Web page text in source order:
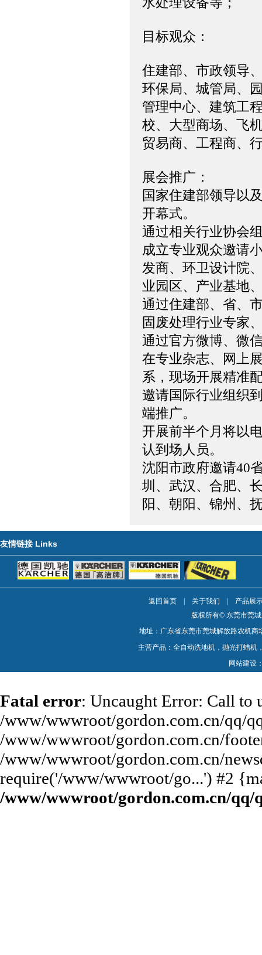
目标观众：
住建部、市政领导
环保局、城管局、
管理中心、建筑工
校、大型商场、飞
贸易商、工程商、
展会推广：
国家住建部领导以
开幕式。
通过相关行业协会
成立专业观众邀请
发商、环卫设计院
业园区、产业基地
通过住建部、省、
固废处理行业专家
通过官方微博、微
在专业杂志、网上
系，现场开展精准
邀请国际行业组织
端推广。
开展前半个月将以
认到场人员。
沈阳市政府邀请40
圳、武汉、合肥、
阳、朝阳、锦州、
友情链接 Links
返回首页 关于我们
产品展
版权所有© 东莞市莞
地址：广东省东莞市莞城解放路农机商
主营产品：全自动洗地机，抛光打蜡机
网站建设
Fatal error: Uncaught Error: Call to
/www/wwwroot/gordon.com.cn/qq/
/www/wwwroot/gordon.com.cn/
/www/wwwroot/gordon.com.cn/
require('/www/wwwroot/go...') #2
/www/wwwroot/gordon.com.cn/qq/